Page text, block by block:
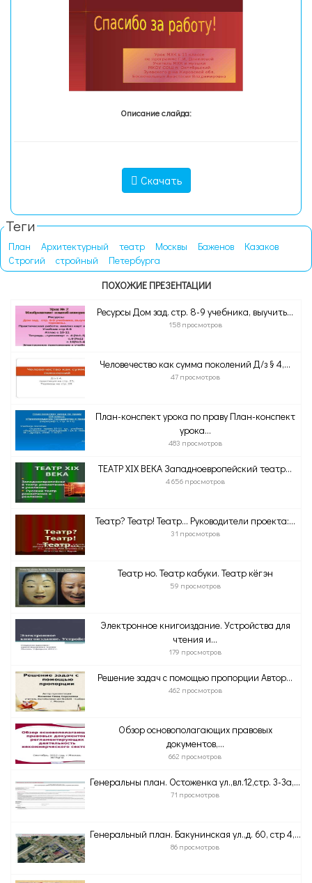
Описание слайда:
Скачать
Теги
План Архитектурный театр Москвы Баженов
Казаков
Строгий
стройный
Петербурга
ПОХОЖИЕ ПРЕЗЕНТАЦИИ
Ресурсы Дом зад. стр. 8-9 учебника, выучить...
158 просмотров
Человечество как сумма поколений Д/з § 4,...
47 просмотров
План-конспект урока по праву План-конспект
урока...
483 просмотров
ТЕАТР XIX ВЕКА Западноевропейский театр...
4 656 просмотров
Театр? Театр! Театр… Руководители проекта:...
31 просмотров
Театр но. Театр кабуки. Театр кёгэн
59 просмотров
Электронное книгоиздание. Устройства для
чтения и...
179 просмотров
Решение задач с помощью пропорции Автор...
462 просмотров
Обзор основополагающих правовых
документов,...
662 просмотров
Генеральны план. Остоженка ул.,вл.12,стр. 3-3а,...
71 просмотров
Генеральный план. Бакунинская ул.,д. 60, стр 4,...
86 просмотров